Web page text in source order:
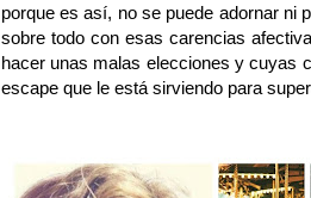
porque es así, no se puede adornar ni
sobre todo con esas carencias
hacer unas malas elecciones y cuyas
escape que le está sirviendo para